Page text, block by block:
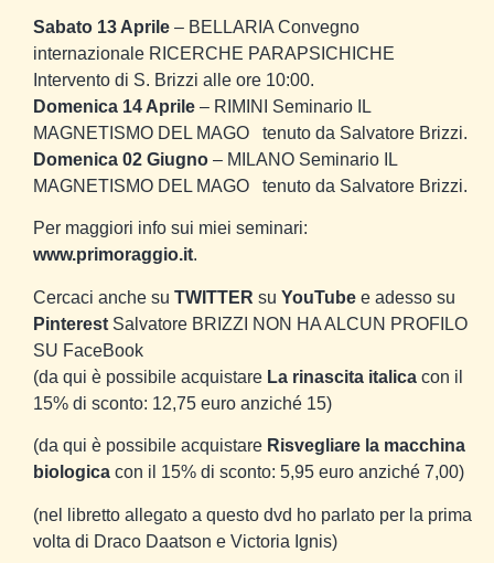
Sabato 13 Aprile – BELLARIA Convegno
internazionale RICERCHE PARAPSICHICHE
Intervento di S. Brizzi alle ore 10:00.
Domenica 14 Aprile – RIMINI Seminario
IL
MAGNETISMO DEL MAGO tenuto da Salvatore Brizzi.
Domenica 02 Giugno – MILANO Seminario
IL
MAGNETISMO DEL MAGO tenuto da Salvatore Brizzi.
Per maggiori info sui miei seminari:
www.primoraggio.it.
Cercaci anche su TWITTER su YouTube e adesso su
Pinterest Salvatore BRIZZI NON HA ALCUN PROFILO
SU FaceBook
(da qui è possibile acquistare La rinascita italica con il
15% di sconto: 12,75 euro anziché 15)
(da qui è possibile acquistare Risvegliare la macchina
biologica con il 15% di sconto: 5,95 euro anziché 7,00)
(nel libretto allegato a questo dvd ho parlato per la prima
volta di Draco Daatson e Victoria Ignis)